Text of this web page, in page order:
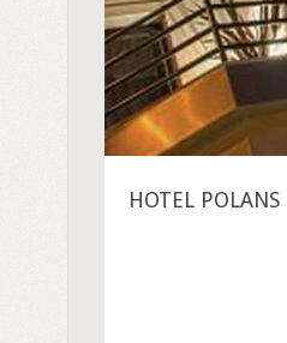
HOTEL POLANS